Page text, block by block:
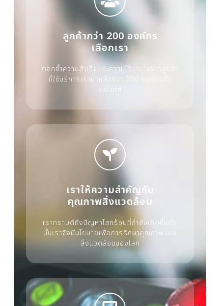
ลูกค้ากว่า 200 องค์กร
เลือกเรา
ตอกย้ำความสำเร็จและความไว้วางใจจากลูกค้า
ที่ใช้บริการเรามาแล้วกว่า 200 องค์กรทั่ว
ประเทศ
เราให้ความสำคัญกับ
คุณภาพสิ่งแวดล้อม
เราทราบดีถึงปัญหาโลกร้อนที่กำลังเกิดขึ้นดัง
นั้นเราจึงมีนโยบายเพื่อการรักษาคุณภาพของ
สิ่งแวดล้อมของโลก